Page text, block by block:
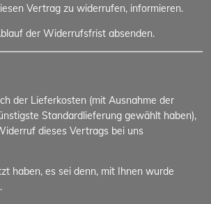
Vertrag zu widerrufen, informieren.
der Widerrufsfrist absenden.
der Lieferkosten (mit Ausnahme der
Standardlieferung gewählt haben),
dieses Vertrags bei uns
haben, es sei denn, mit Ihnen wurde